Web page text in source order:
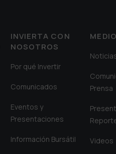
INVIERTA CON
NOSOTROS
Por qué Invertir
Comunicados
Eventos y
Presentaciones
Información Bursátil
Prensa
Videos